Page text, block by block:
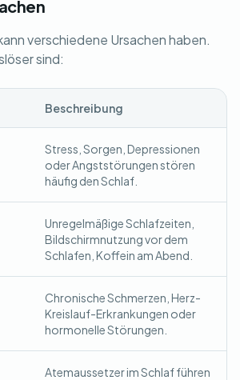
verschiedene Ursachen haben.
sind:
Beschreibung
Stress, Sorgen, Depressionen
oder Angststörungen stören
häufig den Schlaf.
Unregelmäßige Schlafzeiten,
Bildschirmnutzung vor dem
Schlafen, Koffein am Abend.
Chronische Schmerzen, Herz-
Kreislauf-Erkrankungen oder
hormonelle Störungen.
Atemaussetzer im Schlaf führen